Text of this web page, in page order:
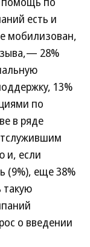
есть и
мобилизован,
28%
13%
по
в ряде
и, если
(9%), еще 38%
такую
о введении